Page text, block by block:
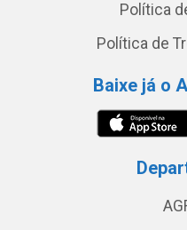
Política
Política de
Baixe já o